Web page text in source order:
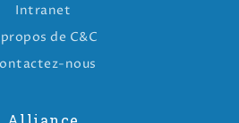
Intranet
de C&C
nous